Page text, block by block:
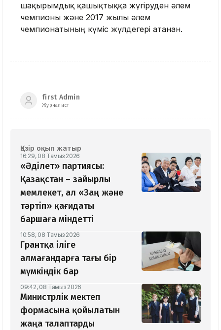
шақырымдық қашықтыққа жүгіруден әлем
чемпионы және 2017 жылы әлем
чемпионатының күміс жүлдегері атанған.
first Admin
Журналист
Қазір оқып жатыр
16:29, 08 Тамыз 2026
«Әділет» партиясы:
Қазақстан – зайырлы
мемлекет, ал «Заң және
тәртіп» қағидаты
баршаға міндетті
10:58, 08 Тамыз 2026
Грантқа іліге
алмағандарға тағы бір
мүмкіндік бар
09:42, 08 Тамыз 2026
Министрлік мектеп
формасына қойылатын
жаңа талаптарды